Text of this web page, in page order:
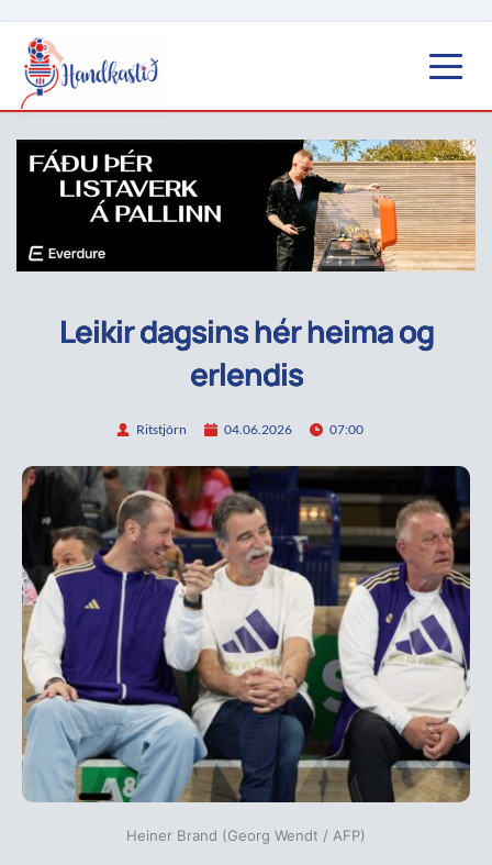
Leikir dagsins hér heima og
erlendis
Ritstjórn 04.06.2026 07:00
Heiner Brand (Georg Wendt / AFP)